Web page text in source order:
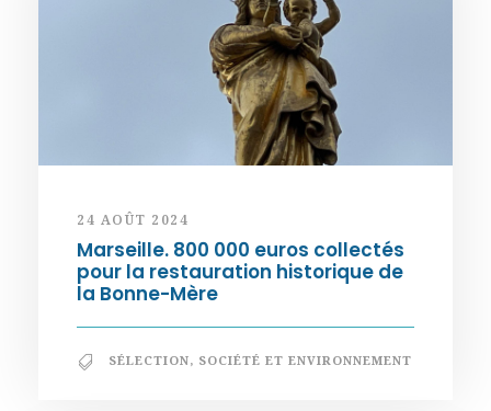
24 AOÛT 2024
Marseille. 800 000 euros collectés
pour la restauration historique de
la Bonne-Mère
SÉLECTION, SOCIÉTÉ ET ENVIRONNEMENT